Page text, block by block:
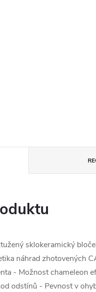
sklokeramický
náhrad zhotovených
- Možnost chameleon
odstínů - Pevnost v